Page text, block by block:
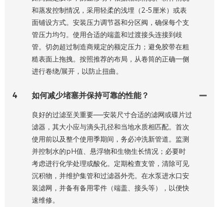
和蒸发控制情况，采用轻柔的浅埋（2-5厘米）或表
面铺设方式。安装压力调节器和分区阀，确保每个支
管压力均匀。使用合适的端盖和过渡接头连接到歧
管。切勿超过制造商规定的额定压力；避免胶带在粗
糙表面上拖拽。按照推荐的布局，从卷筒的正确一侧
进行卷绕/展开，以防止扭曲。
4 如何减少堵塞并保持可靠的性能？
良好的过滤至关重要——安装尺寸合适的滤网或碟片过
滤器，其大小应与滴头孔径和当地水质相匹配。首次
使用前以及整个使用季期间，务必冲洗新管道。监测
并控制水的pH值、悬浮物和生物生长情况；必要时
考虑进行化学处理或酸化。定期检查支管，清除可见
沉积物，并维护集管和过滤器外壳。在水泵进水口安
装滤网，并备​​有备用零件（端盖、接头等），以便快
速维修。